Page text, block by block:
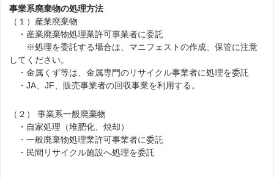
事業系廃棄物の処理方法
（１）産業廃棄物
・産業廃棄物処理業許可事業者に委託
※処理を委託する場合は、マニフェストの作成、保管に注意
してください。
・金属くず等は、金属専門のリサイクル事業者に処理を委託
・JA、JF、販売事業者の回収事業を利用する。
（２） 事業系一般廃棄物
・自家処理（堆肥化、焼却）
・一般廃棄物処理業許可事業者に委託
・民間リサイクル施設へ処理を委託